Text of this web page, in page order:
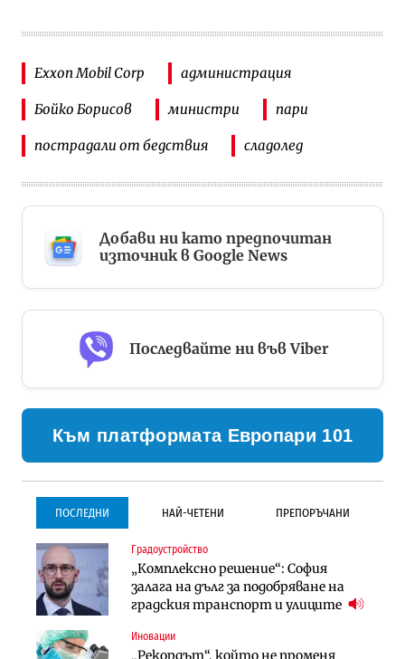
Exxon Mobil Corp администрация
Бойко Борисов министри пари
пострадали от бедствия сладолед
Добави ни като предпочитан
източник в Google News
Последвайте ни във Viber
Към платформата Европари 101
ПОСЛЕДНИ НАЙ-ЧЕТЕНИ ПРЕПОРЪЧАНИ
Градоустройство
„Комплексно решение“: София
залага на дълг за подобряване на
градския транспорт и улиците
Иновации
„Рекордът“, който не променя
Градоустройство
Столична община избра
изпълнител за преместването на
трамвайното трасе по бул.
Инфраструктура
Инфраструктура
Проектирането на тунела под
Петрохан ще върви паралелно с
екологичните оценки
Компании
„Хювефарма“ подписа договор за